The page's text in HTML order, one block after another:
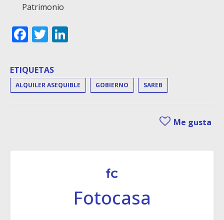
Patrimonio
Facebook
Twitter
ETIQUETAS
ALQUILER ASEQUIBLE GOBIERNO SAREB
Me gusta
Fotocasa